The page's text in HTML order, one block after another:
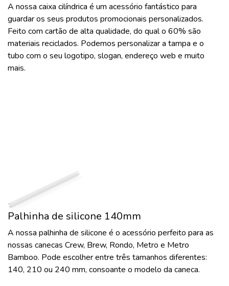
A nossa caixa cilíndrica é um acessório fantástico para
guardar os seus produtos promocionais personalizados.
Feito com cartão de alta qualidade, do qual o 60% são
materiais reciclados. Podemos personalizar a tampa e o
tubo com o seu logotipo, slogan, endereço web e muito
mais.
Palhinha de silicone 140mm
A nossa palhinha de silicone é o acessório perfeito para as
nossas canecas Crew, Brew, Rondo, Metro e Metro
Bamboo. Pode escolher entre três tamanhos diferentes:
140, 210 ou 240 mm, consoante o modelo da caneca.